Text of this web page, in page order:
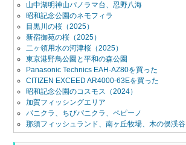
山中湖明神山パノラマ台、忍野八海
昭和記念公園のネモフィラ
目黒川の桜（2025）
新宿御苑の桜（2025）
二ヶ領用水の河津桜（2025）
東京港野鳥公園と平和の森公園
Panasonic Technics EAH-AZ80を買った
CITIZEN EXCEED AR4000-63Eを買った
昭和記念公園のコスモス（2024）
加賀フィッシングエリア
パニクラ、ちびパニクラ、ペピーノ
那須フィッシュランド、南ヶ丘牧場、木の俣渓谷